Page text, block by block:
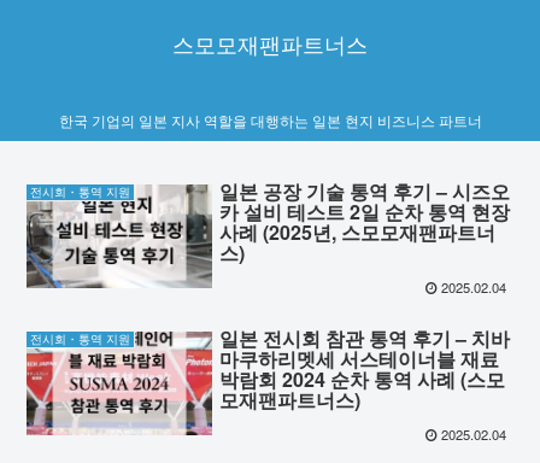
스모모재팬파트너스
한국 기업의 일본 지사 역할을 대행하는 일본 현지 비즈니스 파트너
전시회・통역 지원 일본 공장 기술 통역 후기 – 시즈오
카 설비 테스트 2일 순차 통역 현장
사례 (2025년, 스모모재팬파트너
스)
2025.02.04
전시회・통역 지원 일본 전시회 참관 통역 후기 – 치바
마쿠하리멧세 서스테이너블 재료
박람회 2024 순차 통역 사례 (스모
모재팬파트너스)
2025.02.04